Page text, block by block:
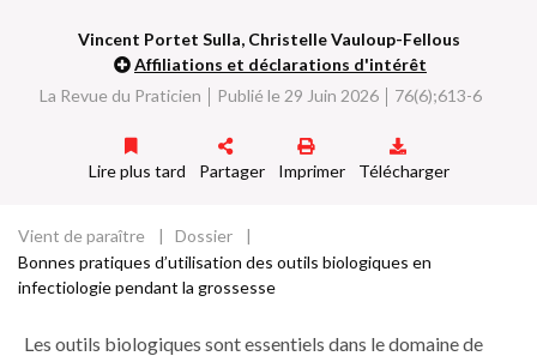
Vincent Portet Sulla, Christelle Vauloup-Fellous
Affiliations et déclarations d'intérêt
La Revue du Praticien
Publié le 29 Juin 2026 76(6);613-6
Lire plus tard Partager Imprimer Télécharger
Fil
d'Ariane
Vient de paraître
Dossier
Bonnes pratiques d’utilisation des outils biologiques en
infectiologie pendant la grossesse
Les outils biologiques sont essentiels dans le domaine de